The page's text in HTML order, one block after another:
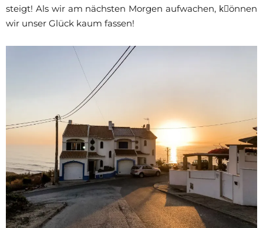
steigt! Als wir am nächsten Morgen aufwachen, kِönnen
wir unser Glück kaum fassen!